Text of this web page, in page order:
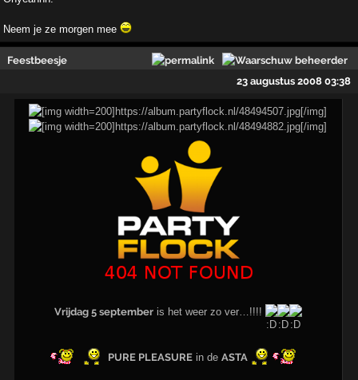
Neem je ze morgen mee
Feestbeesje
23 augustus 2008 03:38
Vrijdag 5 september is het weer zo ver…!!!!
PURE PLEASURE in deASTA